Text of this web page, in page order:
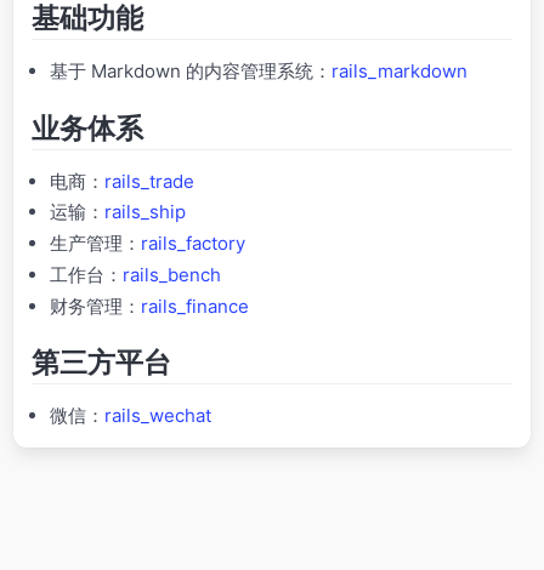
基础功能
基于 Markdown 的内容管理系统： rails_markdown
业务体系
电商： rails_trade
运输： rails_ship
生产管理： rails_factory
工作台： rails_bench
财务管理： rails_finance
第三方平台
微信： rails_wechat